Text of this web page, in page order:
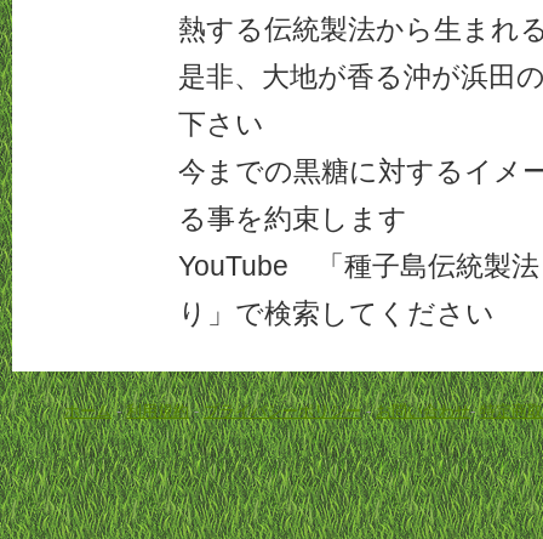
熱する伝統製法から生まれ
是非、大地が香る沖が浜田
下さい
今までの黒糖に対するイメ
る事を約束します
YouTube 「種子島伝統製
り」で検索してください
ホーム-利用規約-プライバシーポリシー-お問い合わせ-特定商